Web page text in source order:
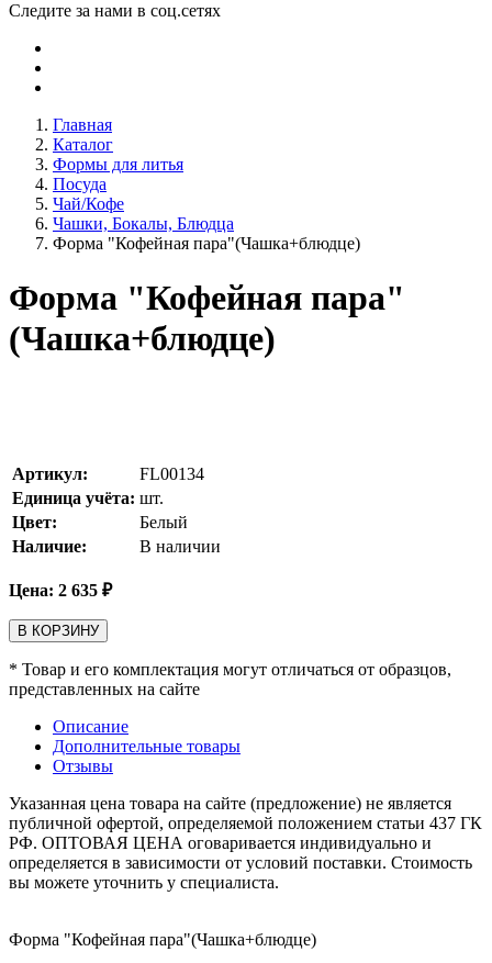
Следите за нами в соц.сетях
Главная
Каталог
Формы для литья
Посуда
Чай/Кофе
Чашки, Бокалы, Блюдца
Форма "Кофейная пара"(Чашка+блюдце)
Форма "Кофейная пара"
(Чашка+блюдце)
Артикул:
FL00134
Единица учёта: шт.
Цвет:
Белый
Наличие:
В наличии
Цена: 2 635 ₽
В КОРЗИНУ
* Товар и его комплектация могут отличаться от образцов,
представленных на сайте
Описание
Дополнительные товары
Отзывы
Указанная цена товара на сайте (предложение) не является
публичной офертой, определяемой положением статьи 437 ГК
РФ. ОПТОВАЯ ЦЕНА оговаривается индивидуально и
определяется в зависимости от условий поставки. Стоимость
вы можете уточнить у специалиста.
Форма "Кофейная пара"(Чашка+блюдце)